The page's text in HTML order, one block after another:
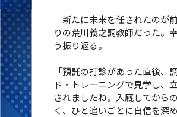
新たに未来を任されたのが
りの荒川義之調教師だった。
う振り返る。
「預託の打診があった直後、
ド・トレーニングで見学し、
されましたね。入厩してから
く、ひと追いごとに自信を深